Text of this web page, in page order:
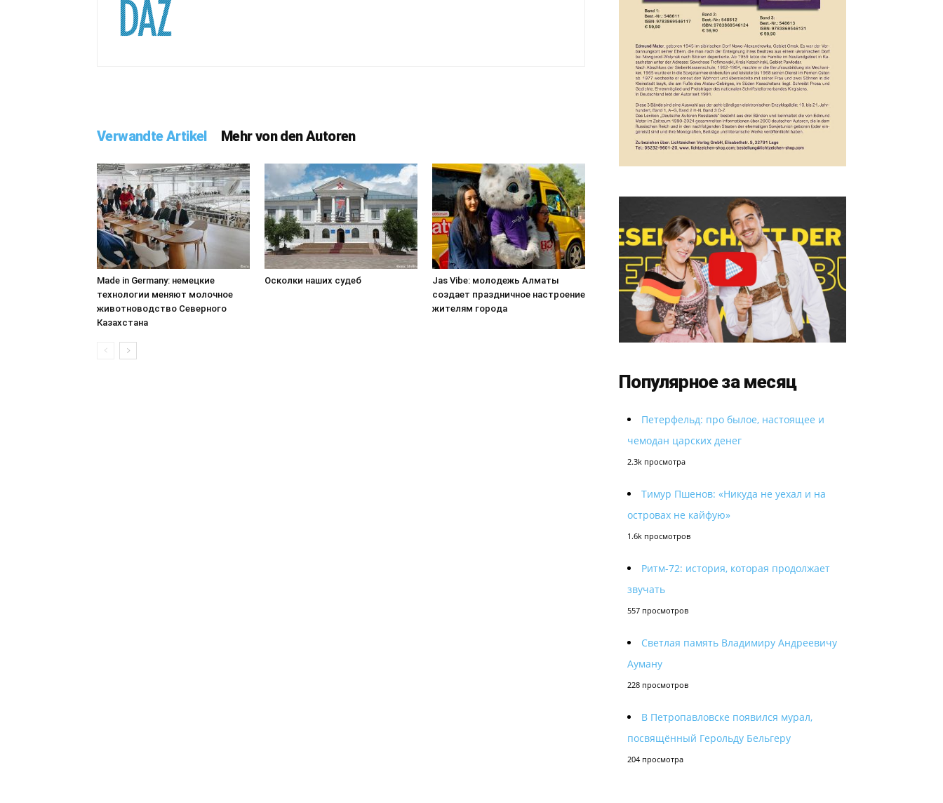
Verwandte Artikel Mehr von den Autoren
Made in Germany: немецкие
технологии меняют молочное
животноводство Северного
Казахстана
Осколки наших судеб
Jas Vibe: молодежь Алматы
создает праздничное настроение
жителям города
Популярное за месяц
Петерфельд: про былое, настоящее и
чемодан царских денег
2.3k просмотра
Тимур Пшенов: «Никуда не уехал и на
островах не кайфую»
1.6k просмотров
Ритм-72: история, которая продолжает
звучать
557 просмотров
Светлая память Владимиру Андреевичу
Ауману
228 просмотров
В Петропавловске появился мурал,
посвящённый Герольду Бельгеру
204 просмотра